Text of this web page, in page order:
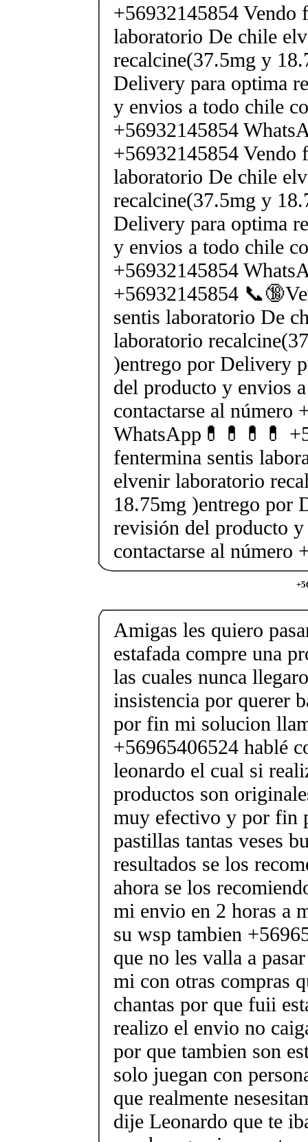
+56932145854 Vendo
laboratorio De chile
recalcine(37.5mg y
Delivery para optima
y envios a todo chile
+56932145854
+56932145854 Vendo
laboratorio De chile
recalcine(37.5mg y
Delivery para optima
y envios a todo chile
+56932145854
+56932145854
sentis laboratorio De
laboratorio
)entrego por Delivery
del producto y envios
contactarse al número
WhatsApp💊💊💊💊
fentermina sentis
elvenir laboratorio
18.75mg )entrego por
revisión del producto
contactarse al número
Amigas les quiero
estafada compre una
las cuales nunca
insistencia por querer
por fin mi solucion
+56965406524 hablé
leonardo el cual si
productos son
muy efectivo y por fin
pastillas tantas veses
resultados se los
ahora se los
mi envio en 2 horas a
su wsp tambien
que no les valla a
mi con otras compras
chantas por que fuii
realizo el envio no
por que tambien son
solo juegan con
que realmente
dije Leonardo que te